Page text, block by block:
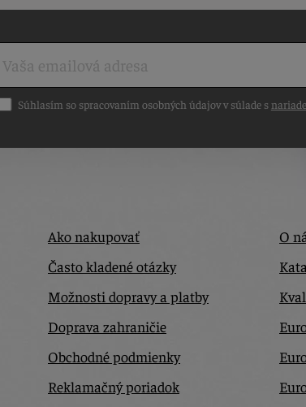
Súhlasím so spracovaním osobných údajov v súlade s
Ako nakupovať
Často kladené otázky
Možnosti dopravy a platby
Doprava zahraničie
Obchodné podmienky
Reklamačný poriadok
O